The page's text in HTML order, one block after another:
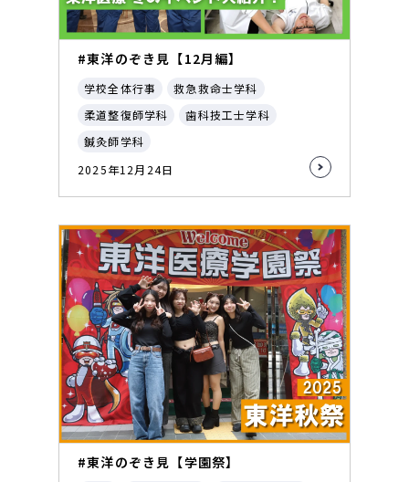
#東洋のぞき見【12月編】
学校全体行事
救急救命士学科
柔道整復師学科
歯科技工士学科
鍼灸師学科
2025年12月24日
#東洋のぞき見【学園祭】